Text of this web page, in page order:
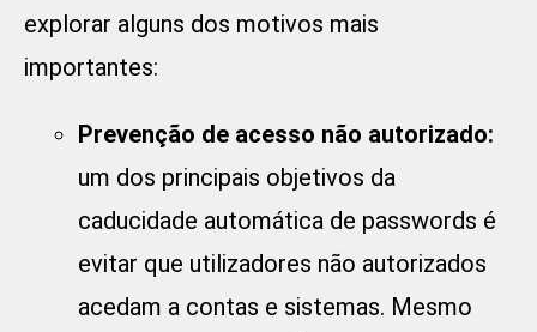
explorar alguns dos motivos mais
importantes:
Prevenção de acesso não autorizado:
um dos principais objetivos da
caducidade automática de passwords é
evitar que utilizadores não autorizados
acedam a contas e sistemas. Mesmo